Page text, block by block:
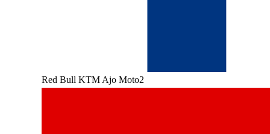
Red Bull KTM Ajo Moto2